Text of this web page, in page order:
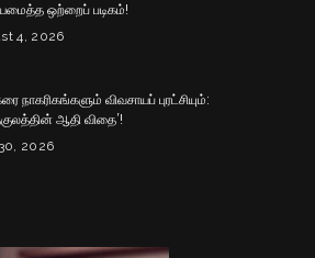
ஒற்றைப் படிகம்!
4, 2026
நாகரிகங்களும் விவசாயப் புரட்சியும்:
ஆதி விதை’!
2026